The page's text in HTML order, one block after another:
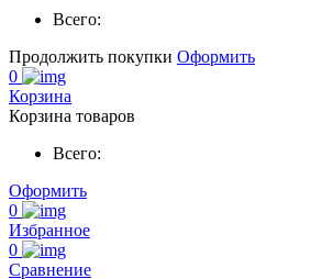
Всего:
Продолжить покупки Оформить
0
Корзина
Корзина товаров
Всего:
Оформить
0
Избранное
0
Сравнение